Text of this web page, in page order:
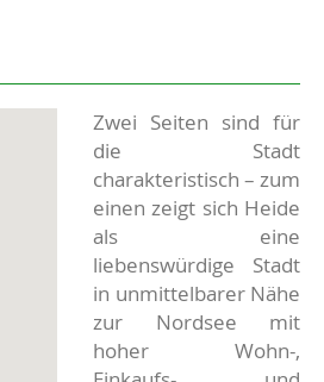
Zwei Seiten sind für
die Stadt
charakteristisch – zum
einen zeigt sich Heide
als eine
liebenswürdige Stadt
in unmittelbarer Nähe
zur Nordsee mit
hoher Wohn-,